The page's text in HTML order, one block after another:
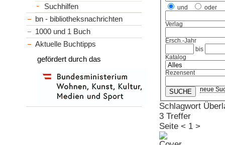
und oder
Verlag
Ersch.-Jahr
bis
Katalog
Rezensent
neue
Schlagwort
3 Treffer
Seite < 1 >
Suchhilfen
bn - bibliotheksnachrichten
1000 und 1 Buch
Aktuelle Buchtipps
gefördert durch das